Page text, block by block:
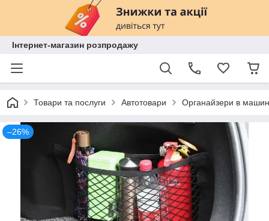
Інтернет-магазин розпродажу
Товари та послуги Автотовари Органайзери в
–26%